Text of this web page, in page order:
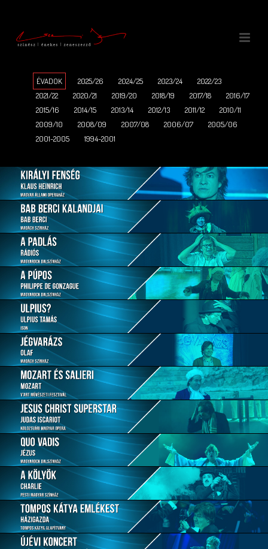
ÉVADOK 2025/26 2024/25 2023/24
2022/23
2021/22
2020/21 2019/20 2018/19 2017/18
2016/17
2015/16
2014/15 2013/14 2012/13 2011/12
2010/11
2009/10
2008/09 2007/08 2006/07
2005/06
2001-2005
1994-2001